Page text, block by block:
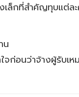
เล็กที่สำคัญทุบแต่ล
น
ก่อนว่าจ้างผู้รับเห